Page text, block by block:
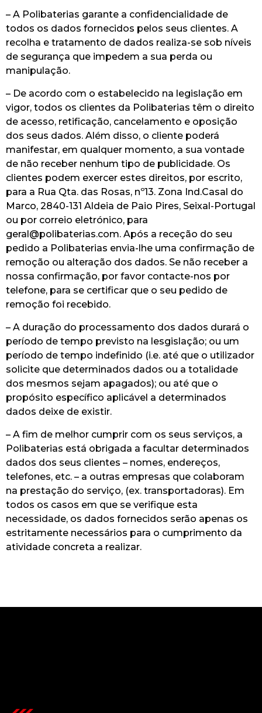
– A Polibaterias garante a confidencialidade de
todos os dados fornecidos pelos seus clientes. A
recolha e tratamento de dados realiza-se sob níveis
de segurança que impedem a sua perda ou
manipulação.
– De acordo com o estabelecido na legislação em
vigor, todos os clientes da Polibaterias têm o direito
de acesso, retificação, cancelamento e oposição
dos seus dados. Além disso, o cliente poderá
manifestar, em qualquer momento, a sua vontade
de não receber nenhum tipo de publicidade. Os
clientes podem exercer estes direitos, por escrito,
para a Rua Qta. das Rosas, nº13. Zona Ind.Casal do
Marco, 2840-131 Aldeia de Paio Pires, Seixal-Portugal
ou por correio eletrónico, para
geral@polibaterias.com. Após a receção do seu
pedido a Polibaterias envia-lhe uma confirmação de
remoção ou alteração dos dados. Se não receber a
nossa confirmação, por favor contacte-nos por
telefone, para se certificar que o seu pedido de
remoção foi recebido.
– A duração do processamento dos dados durará o
período de tempo previsto na lesgislação; ou um
período de tempo indefinido (i.e. até que o utilizador
solicite que determinados dados ou a totalidade
dos mesmos sejam apagados); ou até que o
propósito específico aplicável a determinados
dados deixe de existir.
– A fim de melhor cumprir com os seus serviços, a
Polibaterias está obrigada a facultar determinados
dados dos seus clientes – nomes, endereços,
telefones, etc. – a outras empresas que colaboram
na prestação do serviço, (ex. transportadoras). Em
todos os casos em que se verifique esta
necessidade, os dados fornecidos serão apenas os
estritamente necessários para o cumprimento da
atividade concreta a realizar.